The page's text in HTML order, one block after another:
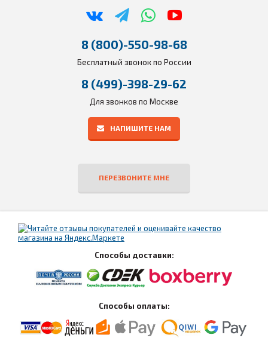
8 (800)-550-98-68
Бесплатный звонок по России
8 (499)-398-29-62
Для звонков по Москве
НАПИШИТЕ НАМ
ПЕРЕЗВОНИТЕ МНЕ
Способы доставки:
Способы оплаты: